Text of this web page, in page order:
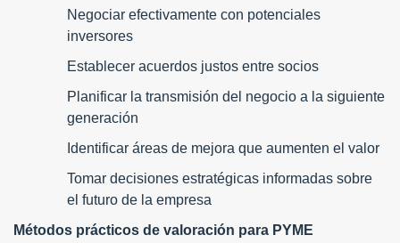
Negociar efectivamente con potenciales
inversores
Establecer acuerdos justos entre socios
Planificar la transmisión del negocio a la siguiente
generación
Identificar áreas de mejora que aumenten el valor
Tomar decisiones estratégicas informadas sobre
el futuro de la empresa
Métodos prácticos de valoración para PYME